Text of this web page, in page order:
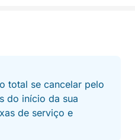
total se cancelar pelo
do início da sua
de serviço e